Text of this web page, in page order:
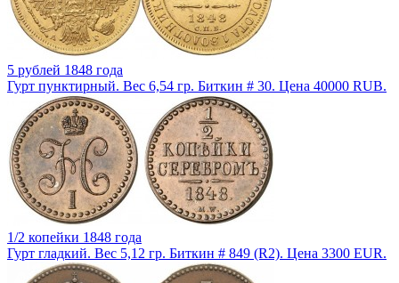
5 рублей 1848 года
Гурт пунктирный. Вес 6,54 гр. Биткин # 30. Цена 40000 RUB.
1/2 копейки 1848 года
Гурт гладкий. Вес 5,12 гр. Биткин # 849 (R2). Цена 3300 EUR.